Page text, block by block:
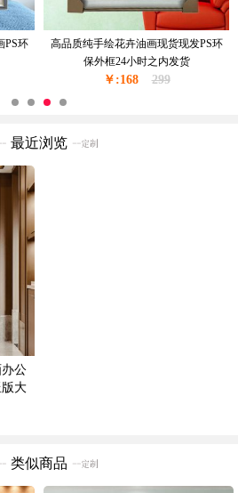
油画
发
现货现发纯手绘花绘油画卧室挂画厚
油厚肌理油画实木外框24小时之内发
货
￥:228 350
最近浏览
公
大
类似商品